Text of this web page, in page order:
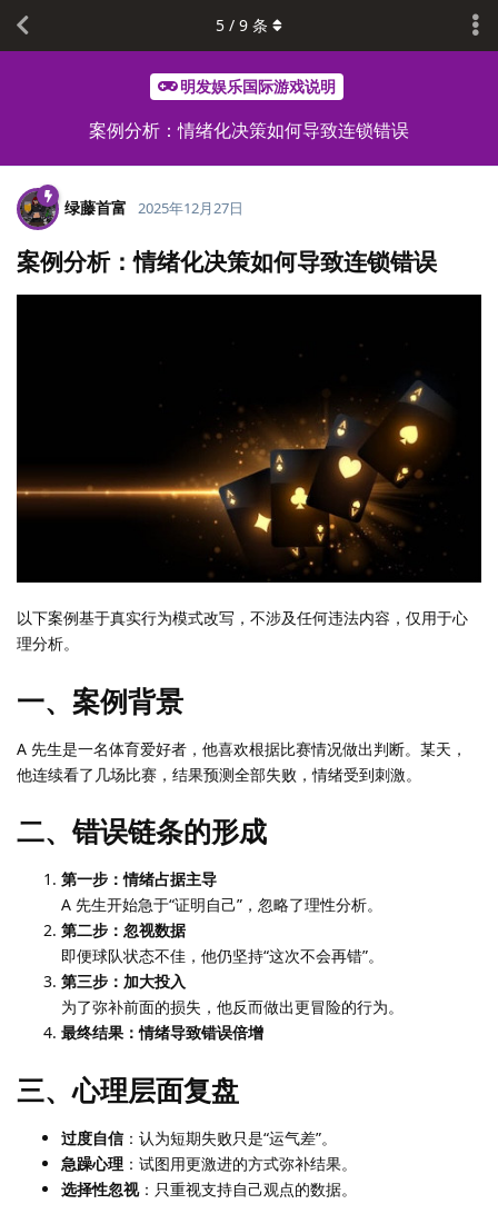
明发娱乐国际游戏说明
案例分析：情绪化决策如何导致连锁错误
5 / 9 条
绿藤首富 2025年12月27日
案例分析：情绪化决策如何导致连锁错误
以下案例基于真实行为模式改写，不涉及任何违法内容，仅用于心
理分析。
一、案例背景
A 先生是一名体育爱好者，他喜欢根据比赛情况做出判断。某天，
他连续看了几场比赛，结果预测全部失败，情绪受到刺激。
二、错误链条的形成
第一步：情绪占据主导
A 先生开始急于“证明自己”，忽略了理性分析。
第二步：忽视数据
即便球队状态不佳，他仍坚持“这次不会再错”。
第三步：加大投入
为了弥补前面的损失，他反而做出更冒险的行为。
最终结果：情绪导致错误倍增
三、心理层面复盘
过度自信：认为短期失败只是“运气差”。
急躁心理 ：试图用更激进的方式弥补结果。
选择性忽视：只重视支持自己观点的数据。